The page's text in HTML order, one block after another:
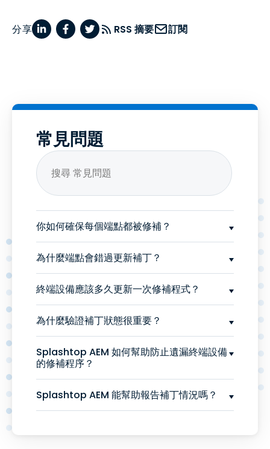
分享 RSS 摘要 訂閱
常見問題
你如何確保每個端點都被修補？
為什麼端點會錯過更新補丁？
終端設備應該多久更新一次修補程式？
為什麼驗證補丁狀態很重要？
Splashtop AEM 如何幫助防止遺漏終端設備
的修補程序？
Splashtop AEM 能幫助報告補丁情況嗎？